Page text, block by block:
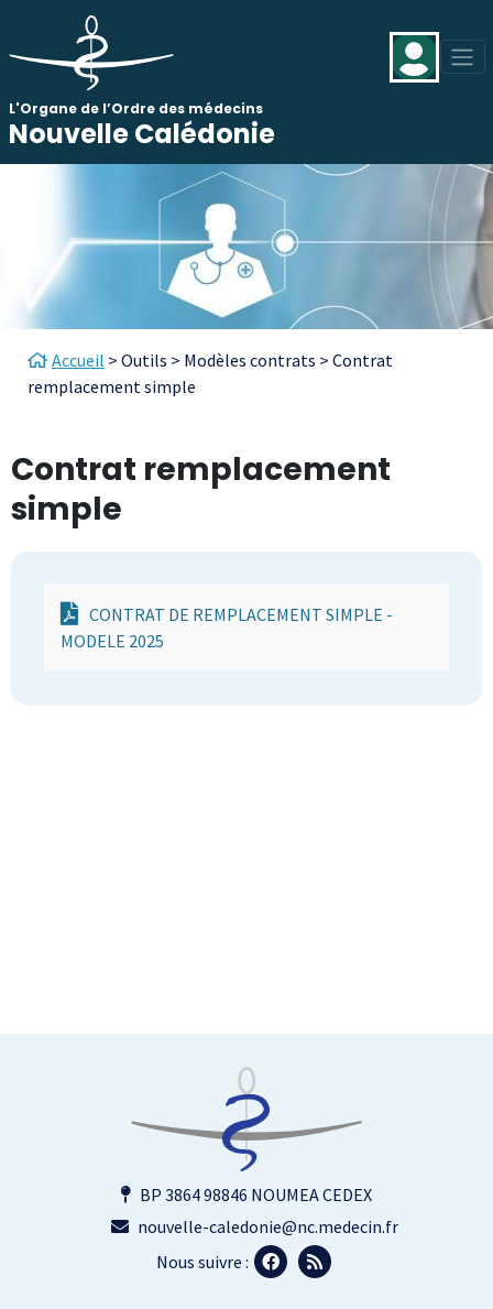
Aller au contenu principal
L'Organe de l’Ordre des médecins
Nouvelle Calédonie
Fil d'Ariane
Accueil Outils Modèles contrats
Contrat
remplacement simple
Contrat remplacement
simple
CONTRAT DE REMPLACEMENT SIMPLE -
MODELE 2025
BP 3864 98846 NOUMEA CEDEX
nouvelle-caledonie@nc.medecin.fr
Nous suivre :
Panneau de gestion des cookies